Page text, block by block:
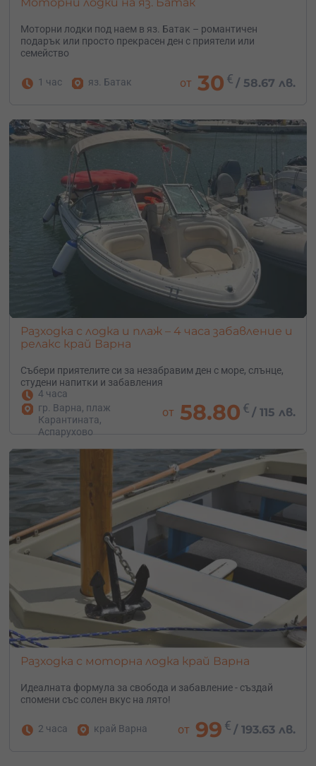
Моторни лодки под наем в яз. Батак – романтичен
подарък или просто прекрасен ден с приятели или
семейство
1 час яз. Батак от 30 € /58.67 лв.
Разходка с лодка и плаж – 4 часа забавление и
релакс край Варна
Събери приятелите си за незабравим ден с море, слънце,
студени напитки и забавления
4 часа
гр. Варна, плаж
Карантината,
Аспарухово
от 58.80 € / 115 лв.
Разходка с моторна лодка край Варна
Идеалната формула за свобода и забавление - създай
спомени със солен вкус на лято!
2 часа край Варна от 99 € /193.63 лв.